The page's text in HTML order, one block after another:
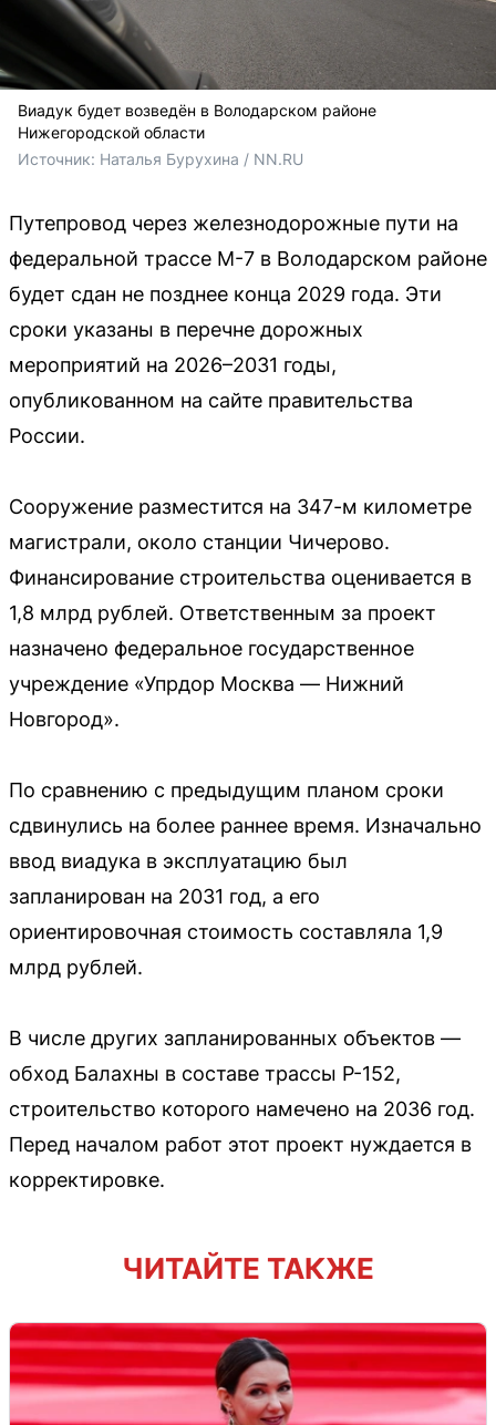
Виадук будет возведён в Володарском районе
Нижегородской области
Источник: Наталья Бурухина / NN.RU
Путепровод через железнодорожные пути на
федеральной трассе М-7 в Володарском районе
будет сдан не позднее конца 2029 года. Эти
сроки указаны в перечне дорожных
мероприятий на 2026–2031 годы,
опубликованном на сайте правительства
России.
Сооружение разместится на 347-м километре
магистрали, около станции Чичерово.
Финансирование строительства оценивается в
1,8 млрд рублей. Ответственным за проект
назначено федеральное государственное
учреждение «Упрдор Москва — Нижний
Новгород».
По сравнению с предыдущим планом сроки
сдвинулись на более раннее время. Изначально
ввод виадука в эксплуатацию был
запланирован на 2031 год, а его
ориентировочная стоимость составляла 1,9
млрд рублей.
В числе других запланированных объектов —
обход Балахны в составе трассы Р-152,
строительство которого намечено на 2036 год.
Перед началом работ этот проект нуждается в
корректировке.
ЧИТАЙТЕ ТАКЖЕ